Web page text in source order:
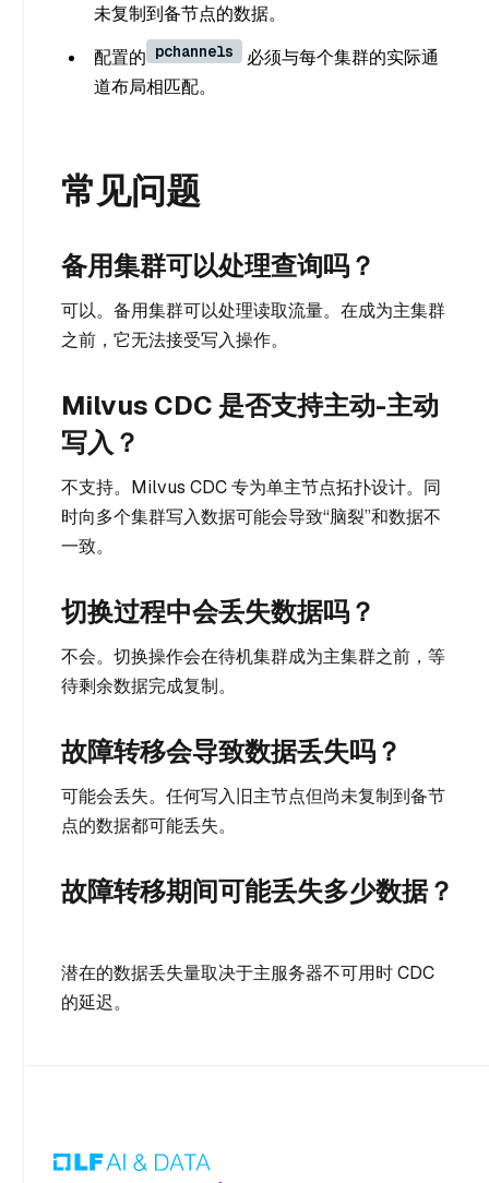
未复制到备节点的数据。
配置的 pchannels
必须与每个集群的实际通
道布局相匹配。
常见问题
备用集群可以处理查询吗？
可以。备用集群可以处理读取流量。在成为主集群
之前，它无法接受写入操作。
Milvus CDC 是否支持主动-主动
写入？
不支持。Milvus CDC 专为单主节点拓扑设计。同
时向多个集群写入数据可能会导致“脑裂”和数据不
一致。
切换过程中会丢失数据吗？
不会。切换操作会在待机集群成为主集群之前，等
待剩余数据完成复制。
故障转移会导致数据丢失吗？
可能会丢失。任何写入旧主节点但尚未复制到备节
点的数据都可能丢失。
故障转移期间可能丢失多少数据？
潜在的数据丢失量取决于主服务器不可用时 CDC
的延迟。